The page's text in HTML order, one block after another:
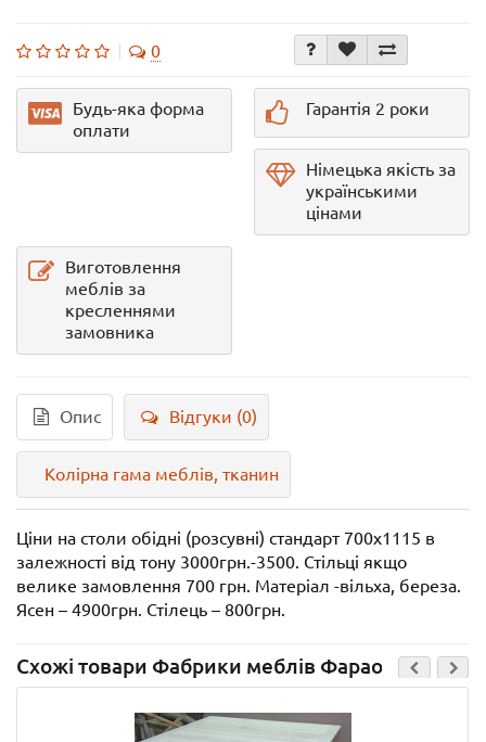
0
Будь-яка форма
оплати
Гарантія 2 роки
Німецька якість за
українськими
цінами
Виготовлення
меблів за
кресленнями
замовника
Опис Відгуки (0)
Колірна гама меблів, тканин
Ціни на столи обідні (розсувні) стандарт 700х1115 в
залежності від тону 3000грн.-3500. Стільці якщо
велике замовлення 700 грн. Матеріал -вільха, береза.
Ясен – 4900грн. Стілець – 800грн.
Схожі товари Фабрики меблів Фараон